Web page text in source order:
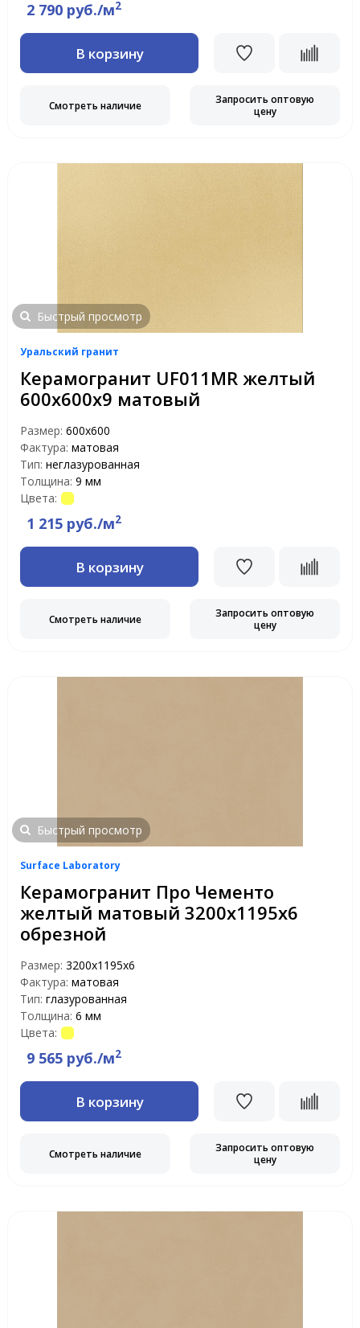
2 790 руб./м2
В корзину
Смотреть наличие
Запросить оптовую
цену
Быстрый просмотр
Уральский гранит
Керамогранит UF011MR желтый
600х600х9 матовый
Размер: 600х600
Фактура: матовая
Тип: неглазурованная
Толщина: 9 мм
Цвета:
1 215 руб./м2
В корзину
Смотреть наличие
Запросить оптовую
цену
Быстрый просмотр
Surface Laboratory
Керамогранит Про Чементо
желтый матовый 3200х1195х6
обрезной
Размер: 3200х1195х6
Фактура: матовая
Тип: глазурованная
Толщина: 6 мм
Цвета:
9 565 руб./м2
В корзину
Смотреть наличие
Запросить оптовую
цену